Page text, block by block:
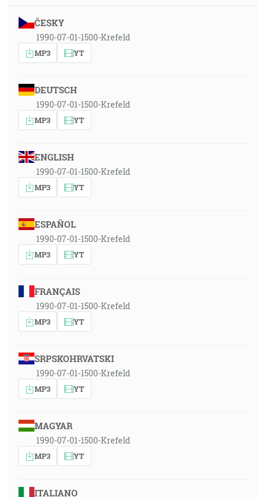
ČESKY
1990-07-01-1500-Krefeld
MP3 YT
DEUTSCH
1990-07-01-1500-Krefeld
MP3 YT
ENGLISH
1990-07-01-1500-Krefeld
MP3 YT
ESPAÑOL
1990-07-01-1500-Krefeld
MP3 YT
FRANÇAIS
1990-07-01-1500-Krefeld
MP3 YT
SRPSKOHRVATSKI
1990-07-01-1500-Krefeld
MP3 YT
MAGYAR
1990-07-01-1500-Krefeld
MP3 YT
ITALIANO